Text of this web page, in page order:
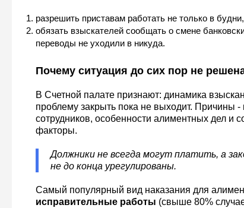
разрешить приставам работать не только в
обязать взыскателей сообщать о смене
переводы не уходили в никуда.
Почему ситуация до сих пор не
В Счетной палате признают: динамика
проблему закрыть пока не выходит. Причины -
сотрудников, особенности алиментных дел и
факторы.
Должники не всегда могут платить, а
не до конца урегулированы.
Самый популярный вид наказания для
исправительные работы (свыше 80%